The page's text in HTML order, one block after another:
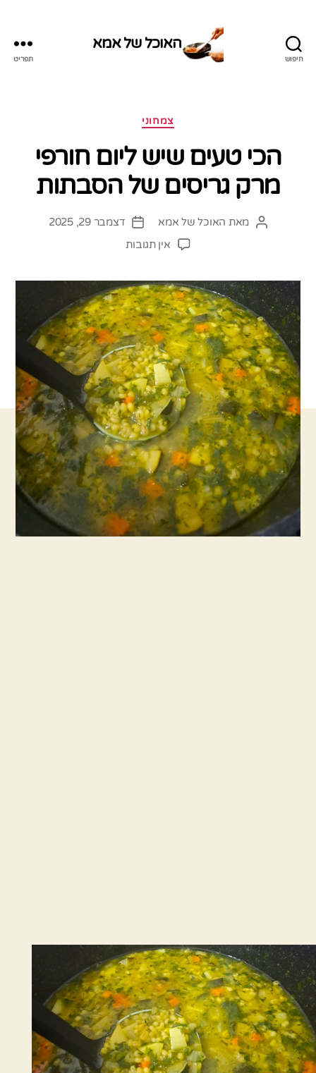
חיפוש
האוכל של אמא
תפריט
קטגוריותצמחוני
הכי טעים שיש ליום חורפי
מרק גריסים של הסבתות
המחבר
מאת האוכל של אמא
תאריךדצמבר 29, 2025
אין תגובותעל
שיש
ליום
חורפי
מרק
גריסים
של
הסבתות